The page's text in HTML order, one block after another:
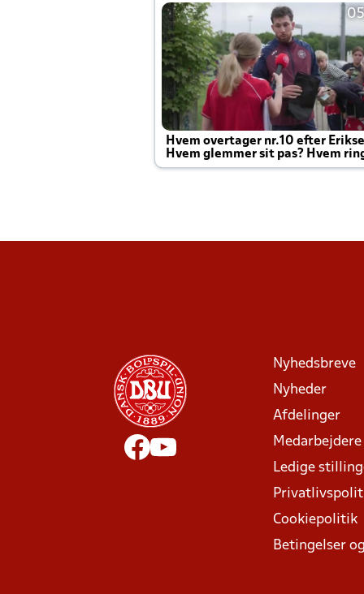
Hvem overtager nr.10 efter
Hvem glemmer sit pas? Hvem
Joachim altid til efter kampe?
Nyhedsbreve
Nyheder
Afdelinger
Medarbejdere
Ledige
Cookiepolitik
Betingelser